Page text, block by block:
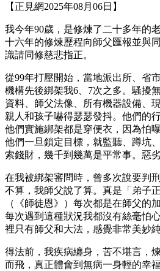
【正見網2025年08月06日】
我今年90歲，是修煉了二十多年的
十六年的修煉歷程向師父匯報並與
識請同修慈悲指正。
從99年打壓開始，當地派出所、省
機構先後綁架我6、7次之多。騷擾
資料、師父法像、所有機器設備、
親人和孩子嚇得瑟瑟發抖。他們的
他們實施綁架都是穿便衣，因為怕
他們一旦鎖定目標，就監聽、蹲坑
索錢財，幾千到幾萬是平常事。惡劣
在我被綁架審問時，曾多次說要判
不算，我師父說了算。真是「弟子
（《師徒恩》）每次都是在師父的
每次遇到這種狀況我都沒有絲毫怕
裡只有師父和大法，感覺非常美妙純
得法前，我疾病纏身，苦不堪言，
而飛，真正體會到無病一身輕的幸